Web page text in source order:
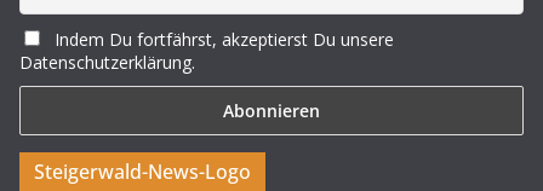
Indem Du fortfährst, akzeptierst Du unsere
Datenschutzerklärung.
Steigerwald-News-Logo